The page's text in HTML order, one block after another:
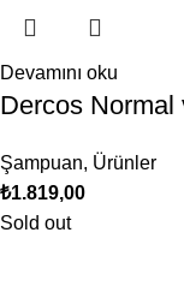
Devamını oku
Dercos Normal
Şampuan, Ürünler
₺1.819,00
Sold out